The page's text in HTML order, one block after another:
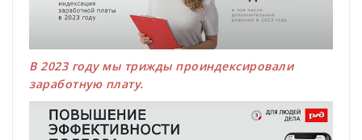
В 2023 году мы трижды проиндексировали
заработную плату.